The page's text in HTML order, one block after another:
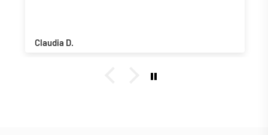
Claudia D.